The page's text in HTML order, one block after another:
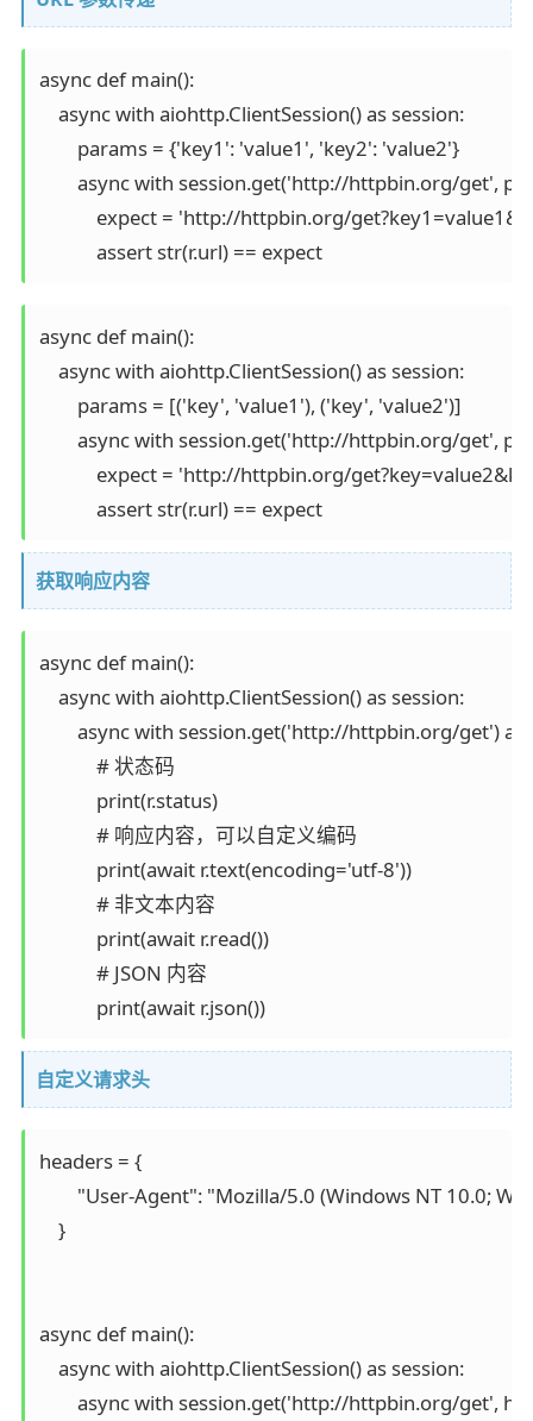
async def main():
    async with aiohttp.ClientSession() as session:
        params = {'key1': 'value1', 'key2': 'value2'}
async with session.get('http://httpbin.org/get',
expect = 'http://httpbin.org/
            assert str(r.url) == expect
async def main():
    async with aiohttp.ClientSession() as session:
        params = [('key', 'value1'), ('key', 'value2')]
async with session.get('http://httpbin.org/get',
expect = 'http://httpbin.org/
            assert str(r.url) == expect
获取响应内容
async def main():
    async with aiohttp.ClientSession() as session:
async with session.get('http://httpbin.org/get') as
            # 状态码
            print(r.status)
            # 响应内容，可以自定义编码
            print(await r.text(encoding='utf-8'))
            # 非文本内容
            print(await r.read())
            # JSON 内容
            print(await r.json())
自定义请求头
headers = {
"User-Agent": "Mozilla/5.0 (Windows NT
    }
async def main():
    async with aiohttp.ClientSession() as session:
async with session.get('http://httpbin.org/get',